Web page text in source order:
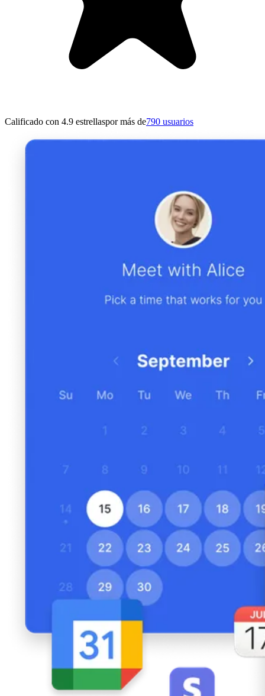
Calificado con 4.9 estrellaspor más de790 usuarios